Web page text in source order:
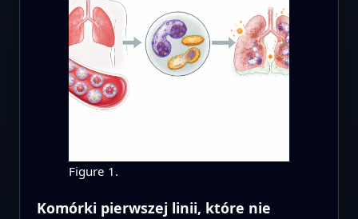
Figure 1.
Komórki pierwszej linii, które nie